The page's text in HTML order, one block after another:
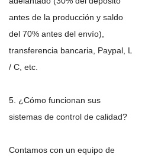
antes de la producción y saldo
del 70% antes del envío),
transferencia bancaria, Paypal, L
/ C, etc.
5. ¿Cómo funcionan sus
sistemas de control de calidad?
Contamos con un equipo de